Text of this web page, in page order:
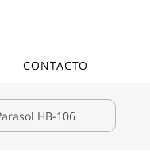
CONTACTO